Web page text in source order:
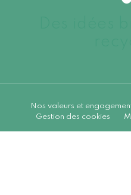
Nos valeurs et
Gestion des cookies